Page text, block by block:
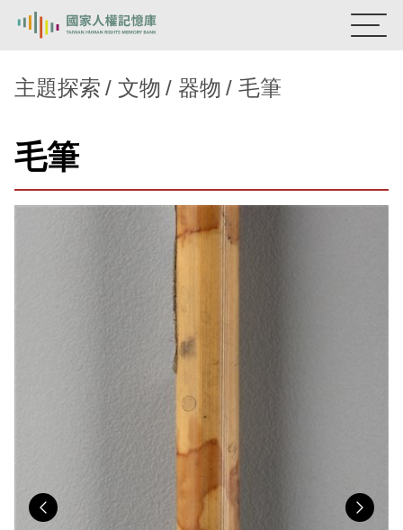
新生訓導處
主題探索
主題探索 文物 器物 毛筆
毛筆
Previous